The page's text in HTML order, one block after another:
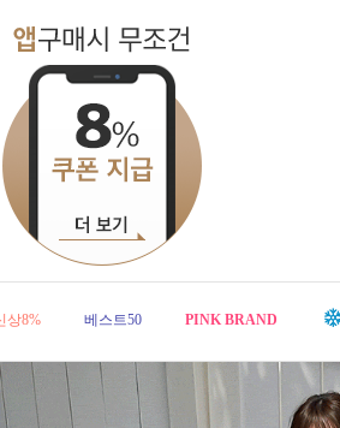
상8% 베스트50 PINK BRAND